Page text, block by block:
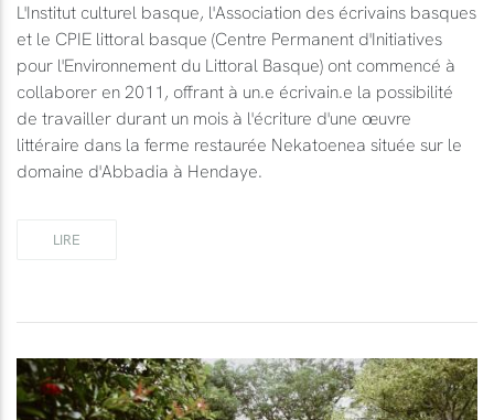
L'Institut culturel basque, l'Association des écrivains basques
et le CPIE littoral basque (Centre Permanent d'Initiatives
pour l'Environnement du Littoral Basque) ont commencé à
collaborer en 2011, offrant à un.e écrivain.e la possibilité
de travailler durant un mois à l'écriture d'une œuvre
littéraire dans la ferme restaurée Nekatoenea située sur le
domaine d'Abbadia à Hendaye.
LIRE